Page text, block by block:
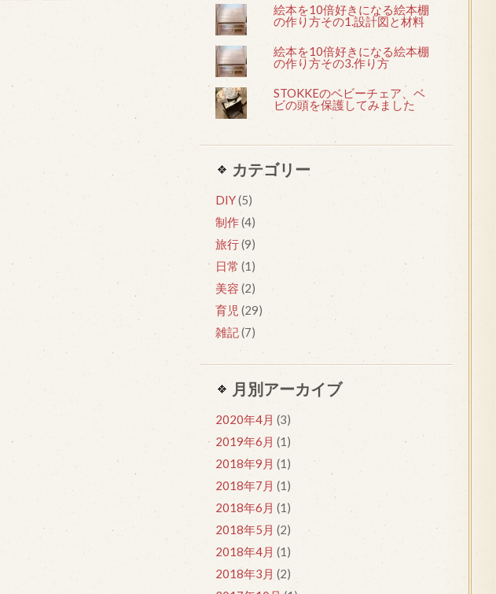
絵本を10倍好きになる絵本棚
の作り方その1.設計図と材料
絵本を10倍好きになる絵本棚
の作り方その3.作り方
STOKKEのベビーチェア、ベ
ビの頭を保護してみました
カテゴリー
DIY(5)
制作(4)
旅行(9)
日常 (1)
美容 (2)
育児 (29)
雑記(7)
月別アーカイブ
2020年4月 (3)
2019年6月 (1)
2018年9月 (1)
2018年7月 (1)
2018年6月 (1)
2018年5月 (2)
2018年4月 (1)
2018年3月 (2)